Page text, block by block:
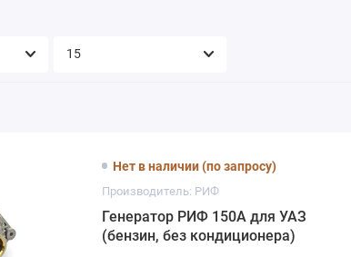
Нет в наличии (по запросу)
Производитель: РИФ
Генератор РИФ 150А для УАЗ
(бензин, без кондиционера)